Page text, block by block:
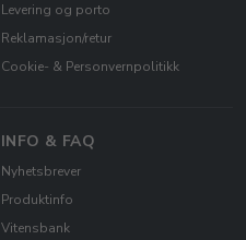
Levering og porto
Reklamasjon/retur
Cookie- & Personvernpolitikk
INFO & FAQ
Nyhetsbrever
Produktinfo
Vitensbank